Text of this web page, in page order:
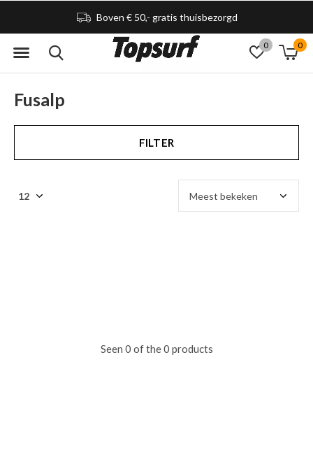
0 0
Boven € 50,- gratis thuisbezorgd
Fusalp
FILTER
Seen 0 of the 0 products